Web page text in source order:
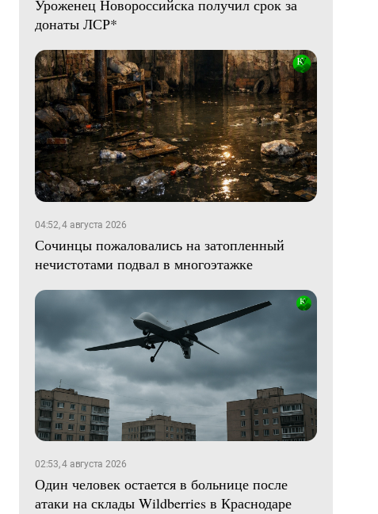
Уроженец Новороссийска получил срок за
донаты ЛСР*
04:52, 4 августа 2026
Сочинцы пожаловались на затопленный
нечистотами подвал в многоэтажке
02:53, 4 августа 2026
Один человек остается в больнице после
атаки на склады Wildberries в Краснодаре